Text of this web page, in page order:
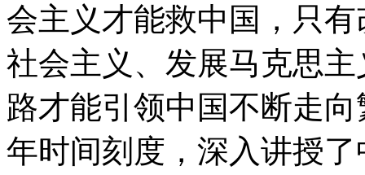
会主义才能救中国，只
社会主义、发展马克思
路才能引领中国不断走
年时间刻度，深入讲授